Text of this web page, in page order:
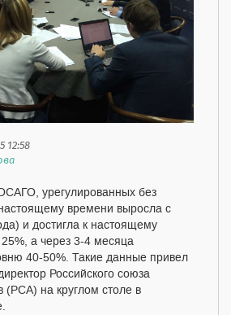
12:58
урегулированных без
времени выросла с
и достигла к настоящему
а через 3-4 месяца
40-50%. Такие данные привел
Российского союза
(РСА) на круглом столе в